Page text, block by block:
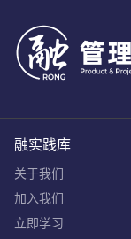
融实践库
关于我们
加入我们
立即学习